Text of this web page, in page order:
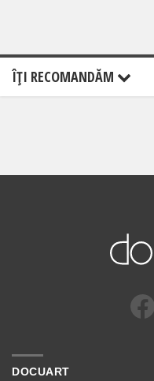
ÎŢI RECOMANDĂM
DOCUART